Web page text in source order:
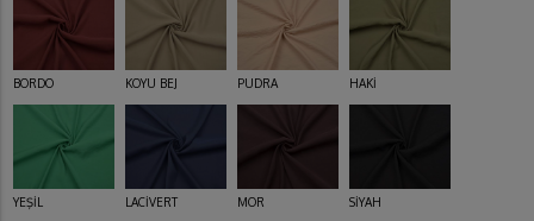
BORDO KOYU BEJ PUDRA HAKİ
YEŞİL LACİVERT MOR SİYAH